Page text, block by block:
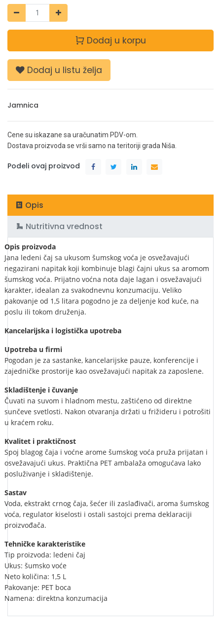
Dodaj u korpu
Dodaj u listu želja
Jamnica
Cene su iskazane sa uračunatim PDV-om.
Dostava proizvoda se vrši samo na teritoriji grada Niša.
Podeli ovaj proizvod
Opis
Nutritivna vrednost
Opis proizvoda
Jana ledeni čaj sa ukusom šumskog voća je osvežavajući
negazirani napitak koji kombinuje blagi čajni ukus sa aromom
šumskog voća. Prijatno voćna nota daje lagan i osvežavajući
karakter, idealan za svakodnevnu konzumaciju. Veliko
pakovanje od 1,5 litara pogodno je za deljenje kod kuće, na
poslu ili tokom druženja.
Kancelarijska i logistička upotreba
Upotreba u firmi
Pogodan je za sastanke, kancelarijske pauze, konferencije i
zajedničke prostorije kao osvežavajući napitak za zaposlene.
Skladištenje i čuvanje
Čuvati na suvom i hladnom mestu, zaštićeno od direktne
sunčeve svetlosti. Nakon otvaranja držati u frižideru i potrošiti
u kraćem roku.
Kvalitet i praktičnost
Spoj blagog čaja i voćne arome šumskog voća pruža prijatan i
osvežavajući ukus. Praktična PET ambalaža omogućava lako
posluživanje i skladištenje.
Sastav
Voda, ekstrakt crnog čaja, šećer ili zaslađivači, aroma šumskog
voća, regulator kiselosti i ostali sastojci prema deklaraciji
proizvođača.
Tehničke karakteristike
Tip proizvoda: ledeni čaj
Ukus: šumsko voće
Neto količina: 1,5 L
Pakovanje: PET boca
Namena: direktna konzumacija